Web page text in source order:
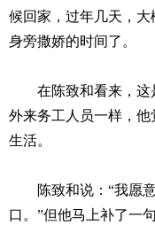
候回家，过年几天，
身旁撒娇的时间了。
在陈致和看来，
外来务工人员一样，
生活。
陈致和说：“我愿
口。”但他马上补了一